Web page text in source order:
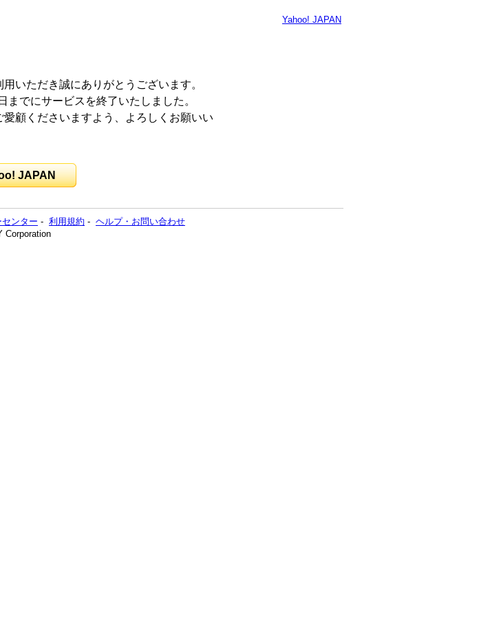
Yahoo! JAPAN
いただき誠にありがとうございます。
でにサービスを終了いたしました。
顧くださいますよう、よろしくお願いい
JAPAN
ンター - 利用規約 - ヘルプ・お問い合わせ
Corporation